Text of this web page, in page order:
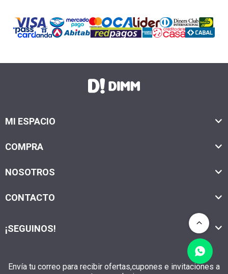
MI ESPACIO
COMPRA
NOSOTROS
CONTACTO
Envía tu correo para recibir ofertas,cupones e invitaciones a
¡SEGUINOS!